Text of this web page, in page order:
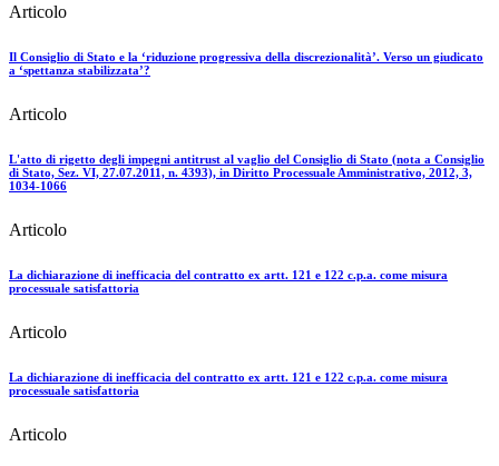
Articolo
Il Consiglio di Stato e la ‘riduzione progressiva della discrezionalità’. Verso un giudicato
a ‘spettanza stabilizzata’?
Articolo
L'atto di rigetto degli impegni antitrust al vaglio del Consiglio di Stato (nota a Consiglio
di Stato, Sez. VI, 27.07.2011, n. 4393), in Diritto Processuale Amministrativo, 2012, 3,
1034-1066
Articolo
La dichiarazione di inefficacia del contratto ex artt. 121 e 122 c.p.a. come misura
processuale satisfattoria
Articolo
La dichiarazione di inefficacia del contratto ex artt. 121 e 122 c.p.a. come misura
processuale satisfattoria
Articolo